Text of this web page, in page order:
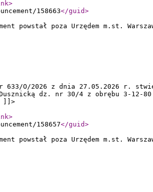
>
158663</guid>
powstał poza Urzędem m.st.
633/O/2026 z dnia 27.05.2026 r.
Dusznicką dz. nr 30/4 z obrębu 3-
]]>
>
158657</guid>
powstał poza Urzędem m.st.